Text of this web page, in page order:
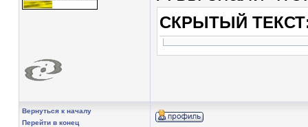
СКРЫТЫЙ
Вернуться к началу
Перейти в конец